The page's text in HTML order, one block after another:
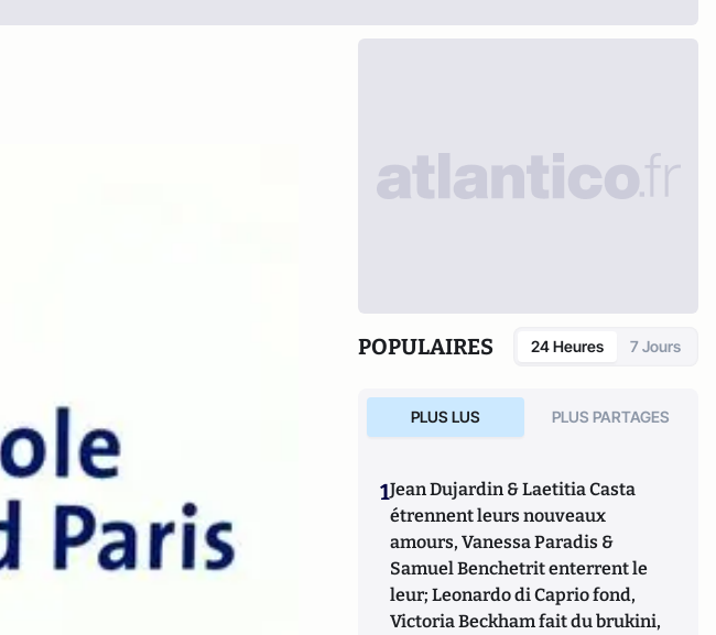
POPULAIRES 24 Heures 7 Jours
PLUS LUS PLUS PARTAGES
1Jean Dujardin & Laetitia Casta
étrennent leurs nouveaux
amours, Vanessa Paradis &
Samuel Benchetrit enterrent le
leur; Leonardo di Caprio fond,
Victoria Beckham fait du brukini,